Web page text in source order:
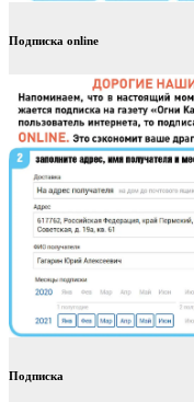
Подписка online
Подписка